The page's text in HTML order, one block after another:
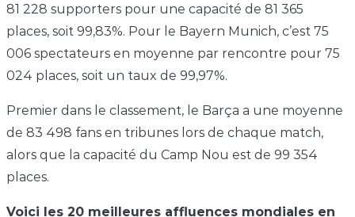
81 228 supporters pour une capacité de 81 365
places, soit 99,83%. Pour le Bayern Munich, c’est 75
006 spectateurs en moyenne par rencontre pour 75
024 places, soit un taux de 99,97%.
Premier dans le classement, le Barça a une moyenne
de 83 498 fans en tribunes lors de chaque match,
alors que la capacité du Camp Nou est de 99 354
places.
Voici les 20 meilleures affluences mondiales en